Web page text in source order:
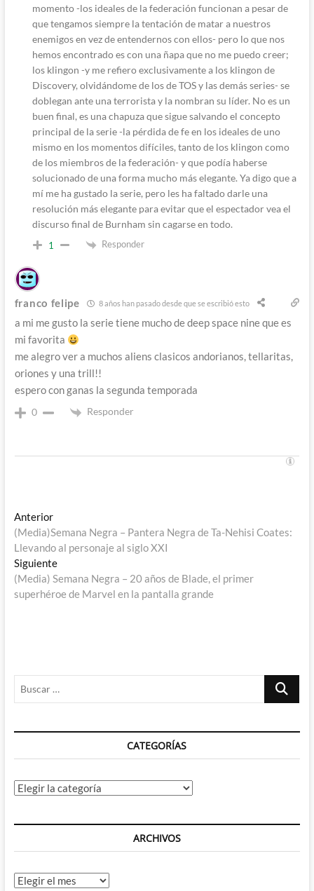
momento -los ideales de la federación funcionan a pesar de
que tengamos siempre la tentación de matar a nuestros
enemigos en vez de entendernos con ellos- pero lo que nos
hemos encontrado es con una ñapa que no me puedo creer;
los klingon -y me refiero exclusivamente a los klingon de
Discovery, olvidándome de los de TOS y las demás series- se
doblegan ante una terrorista y la nombran su líder. No es un
buen final, es una chapuza que sigue salvando el concepto
principal de la serie -la pérdida de fe en los ideales de uno
mismo en los momentos difíciles, tanto de los klingon como
de los miembros de la federación- y que podía haberse
solucionado de una forma mucho más elegante. Ya digo que a
mí me ha gustado la serie, pero les ha faltado darle una
resolución más elegante para evitar que el espectador vea el
discurso final de Burnham sin cagarse en todo.
1 Responder
franco felipe 8 años han pasado desde que se escribió esto
a mi me gusto la serie tiene mucho de deep space nine que es
mi favorita
me alegro ver a muchos aliens clasicos andorianos, tellaritas,
oriones y una trill!!
espero con ganas la segunda temporada
0 Responder
Navegación
de
entradas
AnteriorEntrada
anterior:
(Media)Semana Negra – Pantera Negra de Ta-Nehisi Coates:
Llevando al personaje al siglo XXI
SiguienteEntrada
siguiente:
(Media) Semana Negra – 20 años de Blade, el primer
superhéroe de Marvel en la pantalla grande
Buscar
CATEGORÍAS
Categorías
ARCHIVOS
Archivos